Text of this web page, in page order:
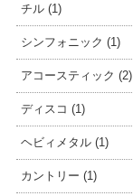
チル (1)
シンフォニック (1)
アコースティック (2)
ディスコ (1)
ヘビィメタル (1)
カントリー (1)